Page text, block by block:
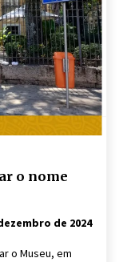
o nome
de 2024
o Museu, em